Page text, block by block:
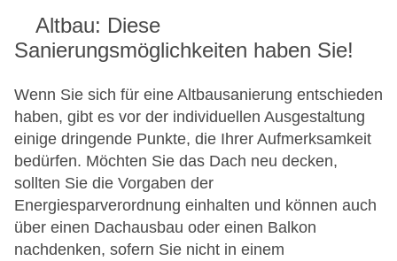
Altbau: Diese
Sanierungsmöglichkeiten haben Sie!
Wenn Sie sich für eine Altbausanierung entschieden
haben, gibt es vor der individuellen Ausgestaltung
einige dringende Punkte, die Ihrer Aufmerksamkeit
bedürfen. Möchten Sie das Dach neu decken,
sollten Sie die Vorgaben der
Energiesparverordnung einhalten und können auch
über einen Dachausbau oder einen Balkon
nachdenken, sofern Sie nicht in einem